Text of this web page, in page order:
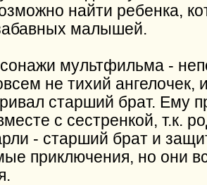
найти ребенка,
малышей.
мультфильма -
не тихий
старший брат. Ему
с сестренкой, т.к.
- старший брат и
приключения, но они